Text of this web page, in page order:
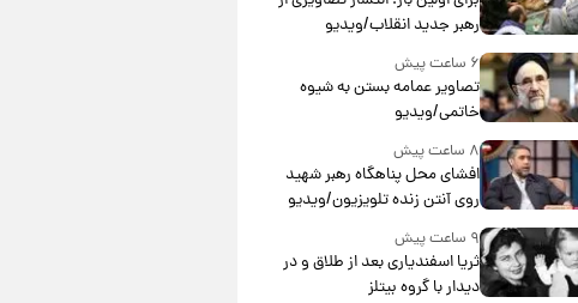
رهبر جدید انقلاب/ویدیو
۶ ساعت پیش
تصاویر عمامه بستن به شیوه
خاتمی/ویدیو
۸ ساعت پیش
افشای محل پناهگاه‌ رهبر شهید
روی آنتن زنده تلویزیون/ویدیو
۹ ساعت پیش
ثریا اسفندیاری بعد از طلاق و در
دیدار با گروه بیتلز